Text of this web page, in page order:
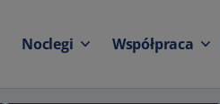
Noclegi Współpraca